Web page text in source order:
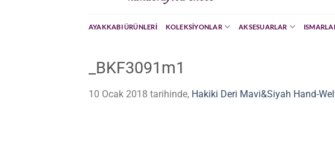
AYAKKABI ÜRÜNLERI KOLEKSIYONLAR AKSESUARLAR
_BKF3091m1
10 Ocak 2018 tarihinde, Hakiki Deri Mavi&Siyah Hand-